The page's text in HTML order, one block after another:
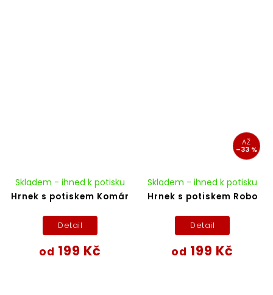
Hrnek s potiskem Komár
Skladem - ihned k potisku
od 199 Kč
Detail
AŽ
–33 %
Hrnek s potiskem Robo
Skladem - ihned k potisku
od 199 Kč
Detail